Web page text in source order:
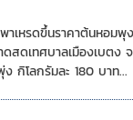
าเหรดขึ้นราคาต้นหอม
สดเทศบาลเมืองเบตง
กิโลกรัมละ 180 บาท...